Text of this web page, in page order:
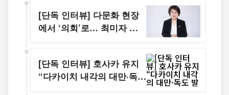
[단독 인터뷰] 다문화 현장
에서 ‘의회’로… 최미자 현
[단독 인터뷰] 호사카 유지
“다카이치 내각의 대만·독도